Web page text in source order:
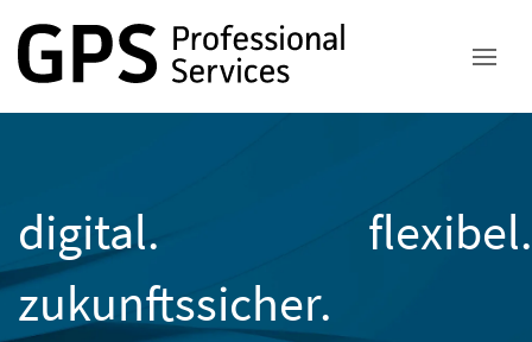
digital. flexibel.
zukunftssicher.